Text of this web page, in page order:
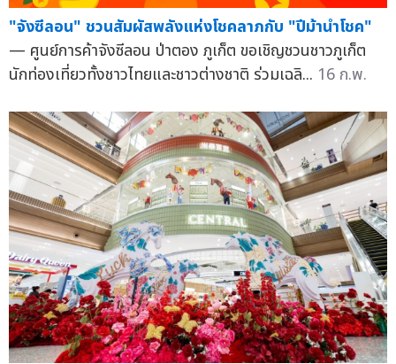
"จังซีลอน" ชวนสัมผัสพลังแห่งโชคลาภกับ "ปีม้านำโชค"
— ศูนย์การค้าจังซีลอน ป่าตอง ภูเก็ต ขอเชิญชวนชาวภูเก็ต
นักท่องเที่ยวทั้งชาวไทยและชาวต่างชาติ ร่วมเฉลิ... 16 ก.พ.